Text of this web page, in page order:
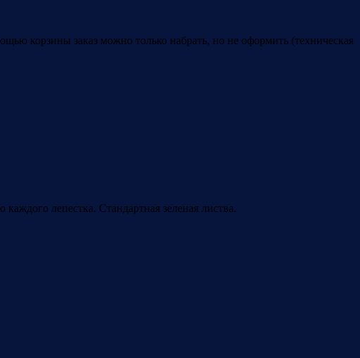
корзины заказ можно только набрать, но не оформить (техническая
лепестка. Стандартная зеленая листва.